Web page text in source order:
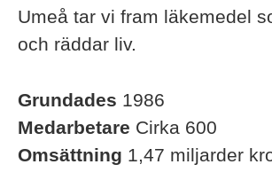
Umeå tar vi fram läkemedel
och räddar liv.
Grundades 1986
Medarbetare Cirka 600
Omsättning 1,47 miljarder